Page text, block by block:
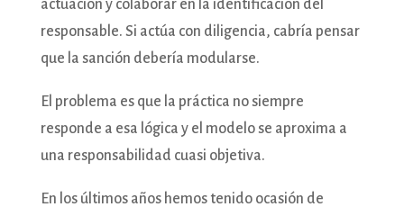
actuación y colaborar en la identificación del
responsable. Si actúa con diligencia, cabría pensar
que la sanción debería modularse.
El problema es que la práctica no siempre
responde a esa lógica y el modelo se aproxima a
una responsabilidad cuasi objetiva.
En los últimos años hemos tenido ocasión de